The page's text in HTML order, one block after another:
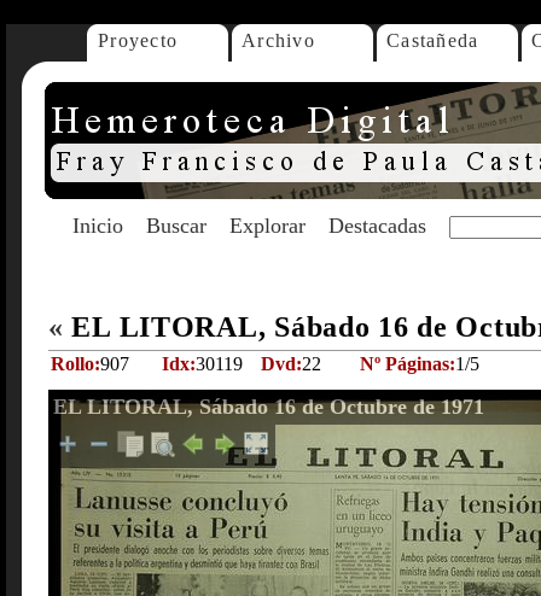
Proyecto Archivo Castañeda
Inicio Buscar Explorar Destacadas
« EL LITORAL, Sábado 16 de
Rollo:907 Idx:30119 Dvd:22 Nº Páginas:1/5
EL LITORAL, Sábado 16 de Octubre de 1971